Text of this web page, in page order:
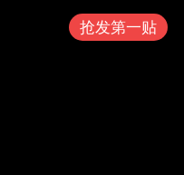
抢发第一贴